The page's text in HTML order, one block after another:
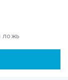
ложь